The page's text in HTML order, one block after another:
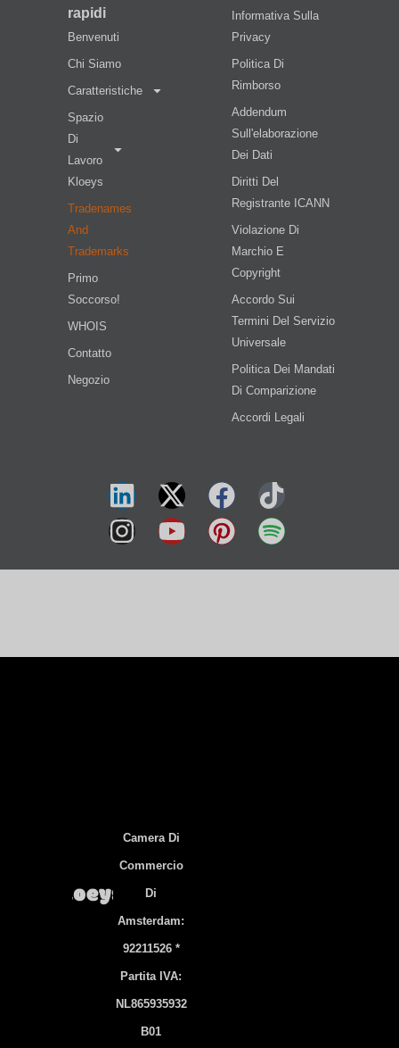
rapidi
Benvenuti
Chi Siamo
Caratteristiche
Spazio
Di
Lavoro
Kloeys
Tradenames
And
Trademarks
Primo
Soccorso!
WHOIS
Contatto
Negozio
Informativa Sulla
Privacy
Politica Di
Rimborso
Addendum
Sull'elaborazione
Dei Dati
Diritti Del
Registrante ICANN
Violazione Di
Marchio E
Copyright
Accordo Sui
Termini Del Servizio
Universale
Politica Dei Mandati
Di Comparizione
Accordi Legali
Camera Di
Commercio
Di
Amsterdam:
92211526 *
Partita IVA:
NL865935932
B01